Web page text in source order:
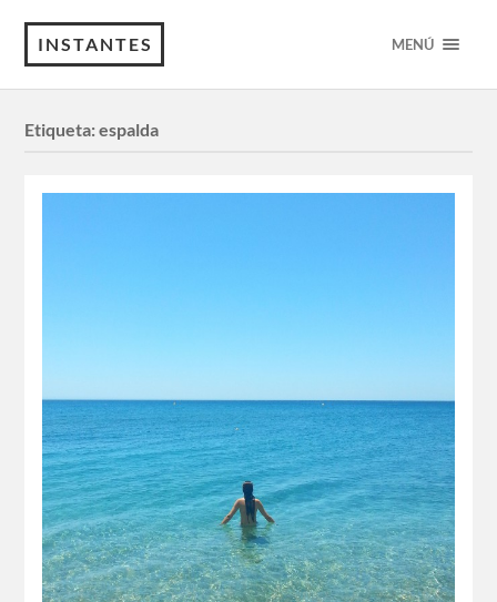
INSTANTES MENÚ
Etiqueta:espalda